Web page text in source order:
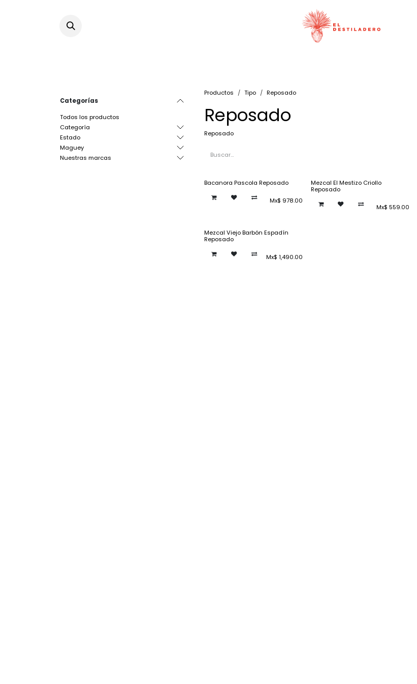
Categorías
Todos los productos
Categoría
Estado
Maguey
Nuestras marcas
Productos Tipo Reposado
Reposado
Reposado
Bacanora Pascola Reposado
Mx$ 978.00
Mezcal El Mestizo Criollo
Reposado
Mx$559.00
Mezcal Viejo Barbón Espadín
Reposado
Mx$1,490.00